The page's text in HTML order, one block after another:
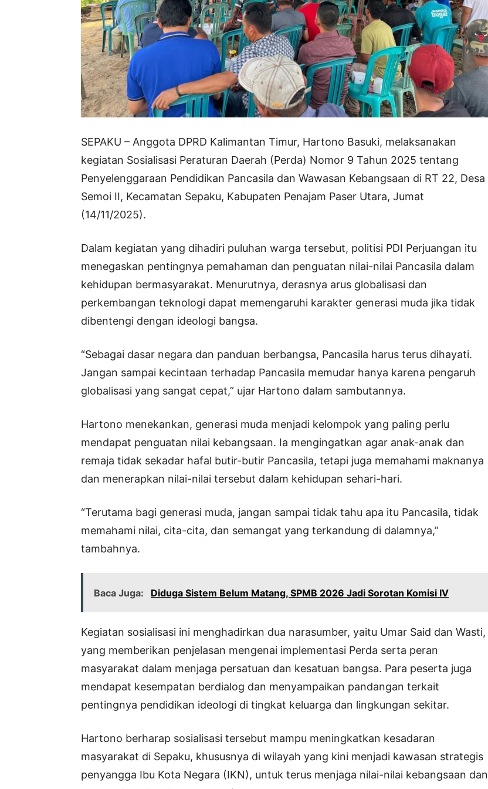
SEPAKU – Anggota DPRD Kalimantan Timur, Hartono Basuki, melaksanakan
kegiatan Sosialisasi Peraturan Daerah (Perda) Nomor 9 Tahun 2025 tentang
Penyelenggaraan Pendidikan Pancasila dan Wawasan Kebangsaan di RT 22, Desa
Semoi II, Kecamatan Sepaku, Kabupaten Penajam Paser Utara, Jumat
(14/11/2025).
Dalam kegiatan yang dihadiri puluhan warga tersebut, politisi PDI Perjuangan itu
menegaskan pentingnya pemahaman dan penguatan nilai-nilai Pancasila dalam
kehidupan bermasyarakat. Menurutnya, derasnya arus globalisasi dan
perkembangan teknologi dapat memengaruhi karakter generasi muda jika tidak
dibentengi dengan ideologi bangsa.
“Sebagai dasar negara dan panduan berbangsa, Pancasila harus terus dihayati.
Jangan sampai kecintaan terhadap Pancasila memudar hanya karena pengaruh
globalisasi yang sangat cepat,” ujar Hartono dalam sambutannya.
Hartono menekankan, generasi muda menjadi kelompok yang paling perlu
mendapat penguatan nilai kebangsaan. Ia mengingatkan agar anak-anak dan
remaja tidak sekadar hafal butir-butir Pancasila, tetapi juga memahami maknanya
dan menerapkan nilai-nilai tersebut dalam kehidupan sehari-hari.
“Terutama bagi generasi muda, jangan sampai tidak tahu apa itu Pancasila, tidak
memahami nilai, cita-cita, dan semangat yang terkandung di dalamnya,”
tambahnya.
Baca Juga: Diduga Sistem Belum Matang, SPMB 2026 Jadi Sorotan Komisi IV
Kegiatan sosialisasi ini menghadirkan dua narasumber, yaitu Umar Said dan Wasti,
yang memberikan penjelasan mengenai implementasi Perda serta peran
masyarakat dalam menjaga persatuan dan kesatuan bangsa. Para peserta juga
mendapat kesempatan berdialog dan menyampaikan pandangan terkait
pentingnya pendidikan ideologi di tingkat keluarga dan lingkungan sekitar.
Hartono berharap sosialisasi tersebut mampu meningkatkan kesadaran
masyarakat di Sepaku, khususnya di wilayah yang kini menjadi kawasan strategis
penyangga Ibu Kota Negara (IKN), untuk terus menjaga nilai-nilai kebangsaan dan